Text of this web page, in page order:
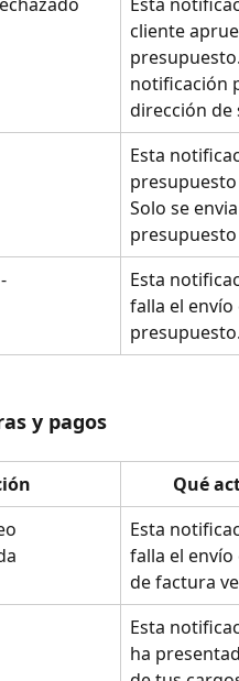
cliente
notificación
dirección de
Esta
Solo se
Esta
falla el
y pagos
Qué
Esta
falla el
de factura
Esta
ha